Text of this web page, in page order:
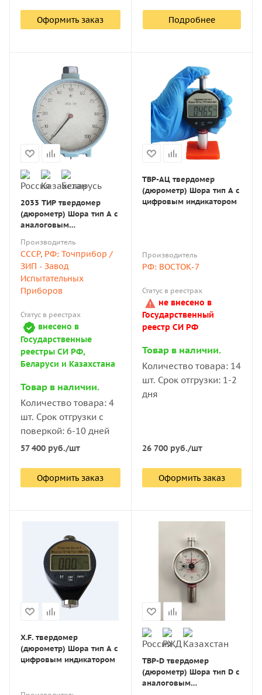
Оформить заказ Подробнее
2033 ТИР твердомер
(дюрометр) Шора тип А с
аналоговым
Производитель
СССР, РФ: Точприбор /
ЗИП - Завод
Испытательных
Приборов
Статус в реестрах
внесено в
Государственные
реестры СИ РФ,
Беларуси и Казахстана
Товар в наличии.
Количество товара: 4
шт. Срок отгрузки с
поверкой: 6-10 дней
57 400 руб./шт
Оформить заказ
ТВР-AЦ твердомер
(дюрометр) Шора тип А с
цифровым индикатором
Производитель
РФ: ВОСТОК-7
Статус в реестрах
не внесено в
Государственный
реестр СИ РФ
Товар в наличии.
Количество товара: 14
шт. Срок отгрузки: 1-2
дня
26 700руб./шт
Оформить заказ
X.F. твердомер
(дюрометр) Шора тип А с
цифровым индикатором
ТВР-D твердомер
(дюрометр) Шора тип D с
аналоговым